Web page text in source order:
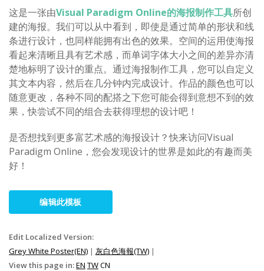
这是一张由Visual Paradigm Online的海报制作工具所创
建的海报。我们可以从中看到，即使是通过简单的形状和线
条进行设计，也同样能拥有出色的效果。空间的运用使海报
看起来清晰且具有艺术感，而单词字体大小之间的差异亦清
楚地标明了设计的重点。通过海报制作工具，您可以自定义
其文本内容，然后在几分钟内完成设计。作品的颜色也可以
随意更改，各种不同的配搭之下您可能会得到意想不到的效
果，快尝试不同的组合去获得理想的设计吧！
是否想找到更多富艺术感的海报设计？快来访问Visual
Paradigm Online，您会发现设计的世界是如此的有趣而美
好！
编辑此模板
Edit Localized Version:
Grey White Poster(EN) | 灰白色海報(TW) |
View this page in:EN TWCN